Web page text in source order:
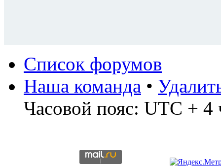
Список форумов
Наша команда •
Часовой пояс: UTC + 4